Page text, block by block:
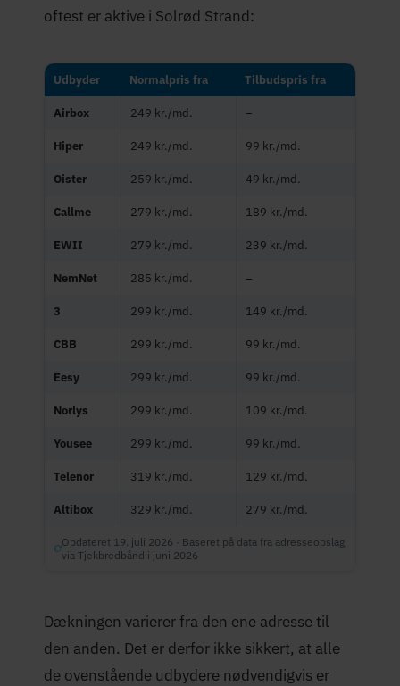
oftest er aktive i Solrød Strand:
Udbyder Normalpris fra Tilbudspris fra
Airbox 249 kr./md. –
Hiper 249 kr./md. 99 kr./md.
Oister 259 kr./md. 49 kr./md.
Callme 279 kr./md. 189 kr./md.
EWII 279 kr./md. 239 kr./md.
NemNet 285 kr./md. –
3 299 kr./md. 149 kr./md.
CBB 299 kr./md. 99 kr./md.
Eesy 299 kr./md. 99 kr./md.
Norlys 299 kr./md. 109 kr./md.
Yousee 299 kr./md. 99 kr./md.
Telenor 319 kr./md. 129 kr./md.
Altibox 329 kr./md. 279 kr./md.
Opdateret 19. juli 2026 · Baseret på data fra adresseopslag
via Tjekbredbånd i juni 2026
Dækningen varierer fra den ene adresse til
den anden. Det er derfor ikke sikkert, at alle
de ovenstående udbydere nødvendigvis er